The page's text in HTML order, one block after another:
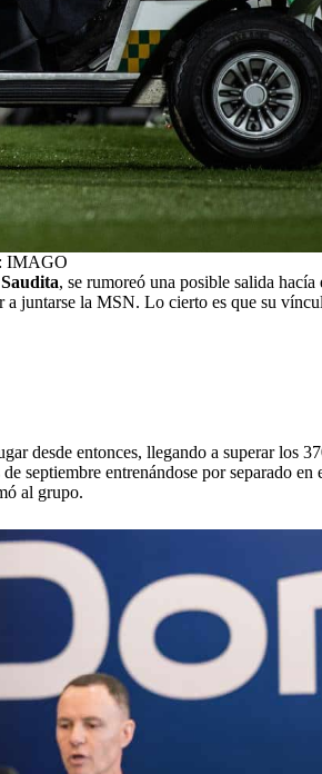
IMAGO
, se rumoreó una posible salida hacía
a juntarse la MSN. Lo cierto es que su
desde entonces, llegando a superar los
septiembre entrenándose por separado en
al grupo.